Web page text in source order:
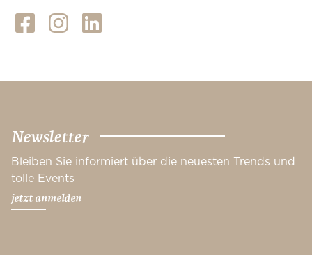
Newsletter
Bleiben Sie informiert über die neuesten Trends und
tolle Events
jetzt anmelden